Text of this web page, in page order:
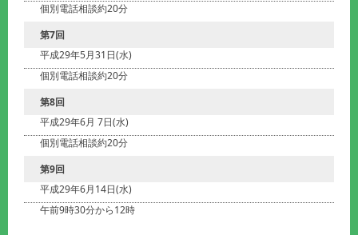
個別電話相談約20分
第7回
平成29年5月31日(水)
個別電話相談約20分
第8回
平成29年6月 7日(水)
個別電話相談約20分
第9回
平成29年6月14日(水)
午前9時30分から12時